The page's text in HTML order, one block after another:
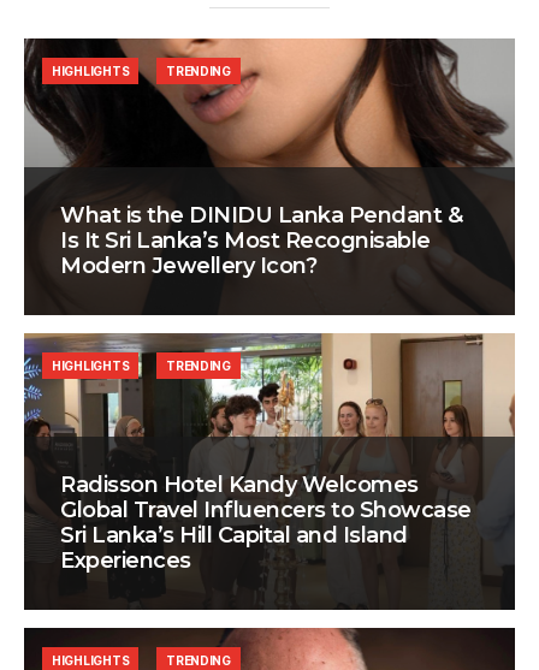
What is the DINIDU Lanka Pendant &
Is It Sri Lanka’s Most Recognisable
Modern Jewellery Icon?
HIGHLIGHTS TRENDING
Radisson Hotel Kandy Welcomes
Global Travel Influencers to Showcase
Sri Lanka’s Hill Capital and Island
Experiences
HIGHLIGHTS TRENDING
HIGHLIGHTS TRENDING